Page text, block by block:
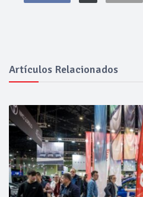
Artículos Relacionados